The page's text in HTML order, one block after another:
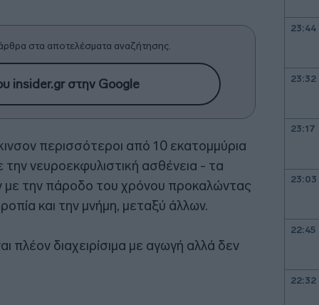
στα αποτελέσματα αναζήτησης.
insider.gr στην Google
περισσότεροι από 10 εκατομμύρια
νευροεκφυλιστική ασθένεια - τα
την πάροδο του χρόνου προκαλώντας
και την μνήμη, μεταξύ άλλων.
πλέον διαχειρίσιμα με αγωγή αλλά δεν
23:44
23:32
23:17
23:03
22:45
22:32